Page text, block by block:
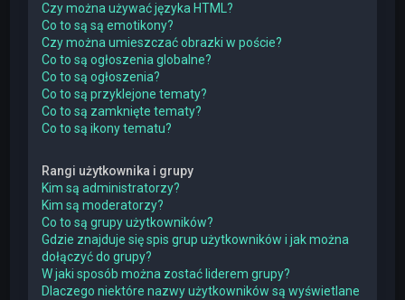
Czy można używać języka HTML?
Co to są są emotikony?
Czy można umieszczać obrazki w poście?
Co to są ogłoszenia globalne?
Co to są ogłoszenia?
Co to są przyklejone tematy?
Co to są zamknięte tematy?
Co to są ikony tematu?
Rangi użytkownika i grupy
Kim są administratorzy?
Kim są moderatorzy?
Co to są grupy użytkowników?
Gdzie znajduje się spis grup użytkowników i jak można
dołączyć do grupy?
W jaki sposób można zostać liderem grupy?
Dlaczego niektóre nazwy użytkowników są wyświetlane